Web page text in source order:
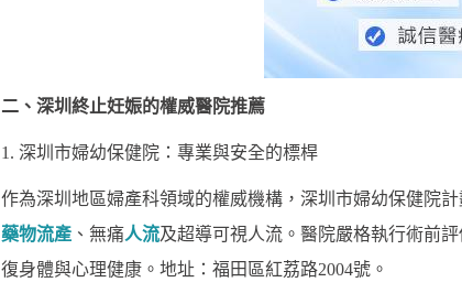
二、深圳終止妊娠的權威醫院推薦
1. 深圳市婦幼保健院：專業與安全的標桿
作為深圳地區婦產科領域的權威機構，深圳市婦幼保健院
藥物流產、無痛人流及超導可視人流。醫院嚴格執行術前
復身體與心理健康。地址：福田區紅荔路2004號。